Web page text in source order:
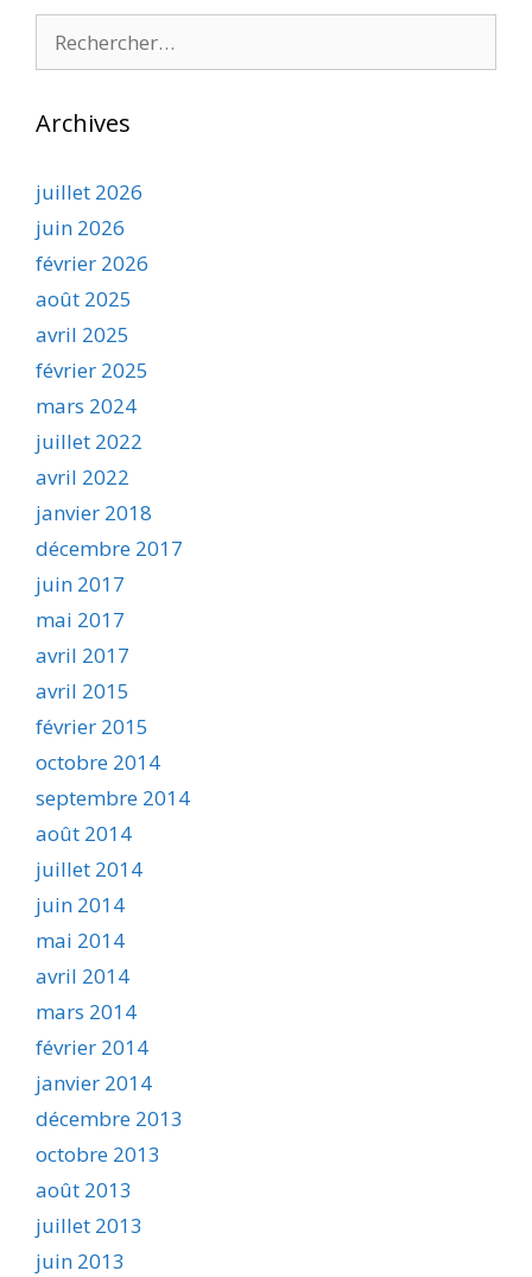
Archives
juillet 2026
juin 2026
février 2026
août 2025
avril 2025
février 2025
mars 2024
juillet 2022
avril 2022
janvier 2018
décembre 2017
juin 2017
mai 2017
avril 2017
avril 2015
février 2015
octobre 2014
septembre 2014
août 2014
juillet 2014
juin 2014
mai 2014
avril 2014
mars 2014
février 2014
janvier 2014
décembre 2013
octobre 2013
août 2013
juillet 2013
juin 2013